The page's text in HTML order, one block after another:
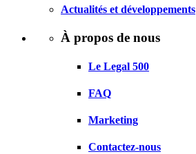
Actualités et développements
À propos de nous
Le Legal 500
FAQ
Marketing
Contactez-nous